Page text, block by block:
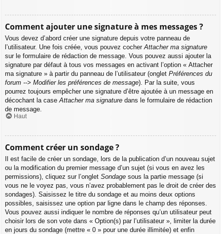
Comment ajouter une signature à mes messages ?
Vous devez d’abord créer une signature depuis votre panneau de
l’utilisateur. Une fois créée, vous pouvez cocherAttacher ma signature
sur le formulaire de rédaction de message. Vous pouvez aussi ajouter la
signature par défaut à tous vos messages en activant l’option « Attacher
ma signature » à partir du panneau de l’utilisateur (onglet Préférences du
forum --> Modifier les préférences de message). Par la suite, vous
pourrez toujours empêcher une signature d’être ajoutée à un message en
décochant la caseAttacher ma signature dans le formulaire de rédaction
de message.
Haut
Comment créer un sondage ?
Il est facile de créer un sondage, lors de la publication d’un nouveau sujet
ou la modification du premier message d’un sujet (si vous en avez les
permissions), cliquez sur l’onglet Sondage sous la partie message (si
vous ne le voyez pas, vous n’avez probablement pas le droit de créer des
sondages). Saisissez le titre du sondage et au moins deux options
possibles, saisissez une option par ligne dans le champ des réponses.
Vous pouvez aussi indiquer le nombre de réponses qu’un utilisateur peut
choisir lors de son vote dans « Option(s) par l’utilisateur », limiter la durée
en jours du sondage (mettre « 0 » pour une durée illimitée) et enfin